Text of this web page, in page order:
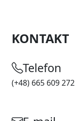
KONTAKT
Telefon
(+48) 665 609 272